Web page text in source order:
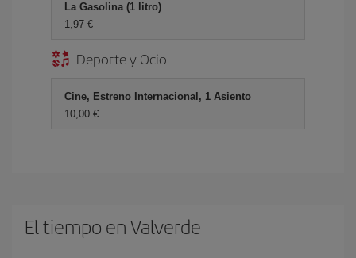
La Gasolina (1 litro)
1,97 €
Deporte y Ocio
Cine, Estreno Internacional, 1 Asiento
10,00 €
El tiempo en Valverde